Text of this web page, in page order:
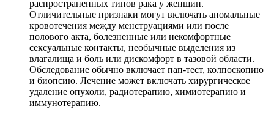
распространенных типов рака у женщин.
Отличительные признаки могут включать аномальные
кровотечения между менструациями или после
полового акта, болезненные или некомфортные
сексуальные контакты, необычные выделения из
влагалища и боль или дискомфорт в тазовой области.
Обследование обычно включает пап-тест, колпоскопию
и биопсию. Лечение может включать хирургическое
удаление опухоли, радиотерапию, химиотерапию и
иммунотерапию.